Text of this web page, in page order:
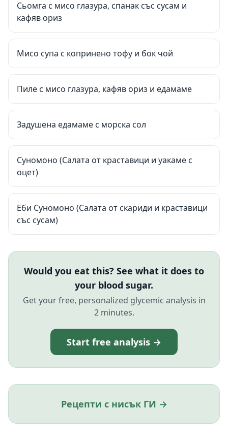
Сьомга с мисо глазура, спанак със сусам и
кафяв ориз
Мисо супа с копринено тофу и бок чой
Пиле с мисо глазура, кафяв ориз и едамаме
Задушена едамаме с морска сол
Суномоно (Салата от краставици и уакаме с
оцет)
Еби Суномоно (Салата от скариди и краставици
със сусам)
Would you eat this? See what it does to
your blood sugar.
Get your free, personalized glycemic analysis in
2 minutes.
Start free analysis →
Рецепти с нисък ГИ →